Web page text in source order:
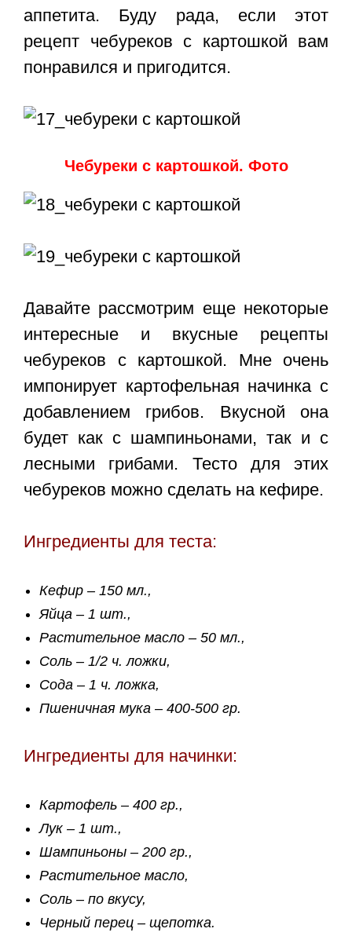
аппетита. Буду рада, если этот
рецепт чебуреков с картошкой вам
понравился и пригодится.
Чебуреки с картошкой. Фото
Давайте рассмотрим еще некоторые
интересные и вкусные рецепты
чебуреков с картошкой. Мне очень
импонирует картофельная начинка с
добавлением грибов. Вкусной она
будет как с шампиньонами, так и с
лесными грибами. Тесто для этих
чебуреков можно сделать на кефире.
Ингредиенты для теста:
Кефир – 150 мл.,
Яйца – 1 шт.,
Растительное масло – 50 мл.,
Соль – 1/2 ч. ложки,
Сода – 1 ч. ложка,
Пшеничная мука – 400-500 гр.
Ингредиенты для начинки:
Картофель – 400 гр.,
Лук – 1 шт.,
Шампиньоны – 200 гр.,
Растительное масло,
Соль – по вкусу,
Черный перец – щепотка.